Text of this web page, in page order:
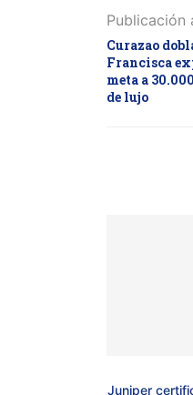
Publicación
Curazao
Francisca
meta a
de lujo
Juniper